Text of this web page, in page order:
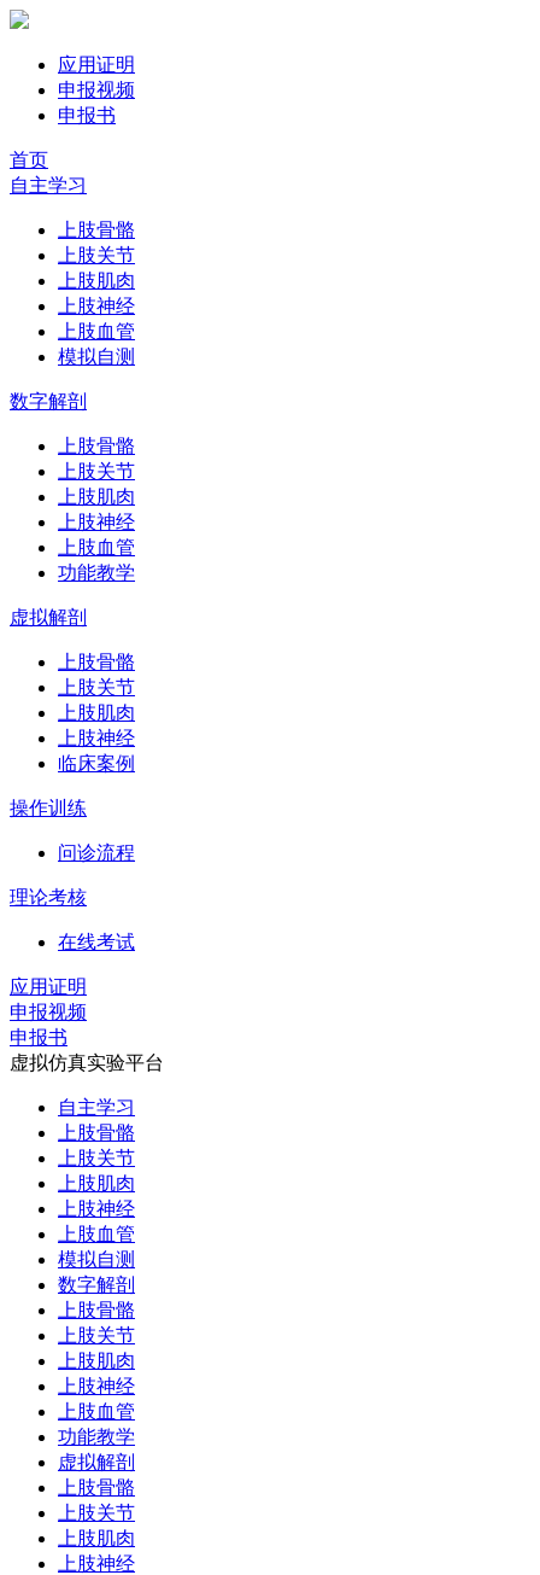
应用证明
申报视频
申报书
首页
自主学习
上肢骨骼
上肢关节
上肢肌肉
上肢神经
上肢血管
模拟自测
数字解剖
上肢骨骼
上肢关节
上肢肌肉
上肢神经
上肢血管
功能教学
虚拟解剖
上肢骨骼
上肢关节
上肢肌肉
上肢神经
临床案例
操作训练
问诊流程
理论考核
在线考试
应用证明
申报视频
申报书
虚拟仿真实验平台
自主学习
上肢骨骼
上肢关节
上肢肌肉
上肢神经
上肢血管
模拟自测
数字解剖
上肢骨骼
上肢关节
上肢肌肉
上肢神经
上肢血管
功能教学
虚拟解剖
上肢骨骼
上肢关节
上肢肌肉
上肢神经